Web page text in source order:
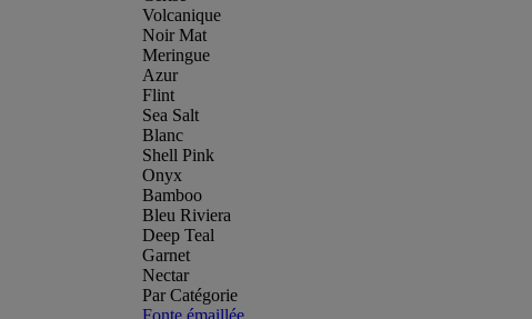
Volcanique
Noir Mat
Meringue
Azur
Flint
Sea Salt
Blanc
Shell Pink
Onyx
Bamboo
Bleu Riviera
Deep Teal
Garnet
Nectar
Par Catégorie
Fonte émaillée